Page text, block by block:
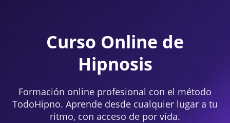
Curso Online de
Hipnosis
Formación online profesional con el método
TodoHipno. Aprende desde cualquier lugar a tu
ritmo, con acceso de por vida.